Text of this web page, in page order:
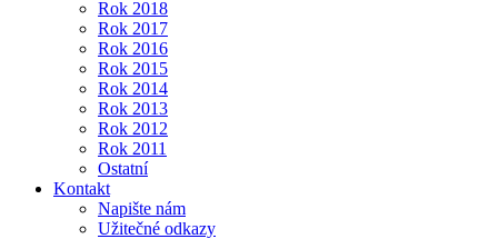
Rok 2018
Rok 2017
Rok 2016
Rok 2015
Rok 2014
Rok 2013
Rok 2012
Rok 2011
Ostatní
Kontakt
Napište nám
Užitečné odkazy